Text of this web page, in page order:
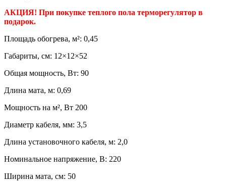
АКЦИЯ! При покупке теплого пола терморегулятор в
подарок.
Площадь обогрева, м²: 0,45
Габариты, см: 12×12×52
Общая мощность, Вт: 90
Длина мата, м: 0,69
Мощность на м², Вт 200
Диаметр кабеля, мм: 3,5
Длина установочного кабеля, м: 2,0
Номинальное напряжение, В: 220
Ширина мата, см: 50